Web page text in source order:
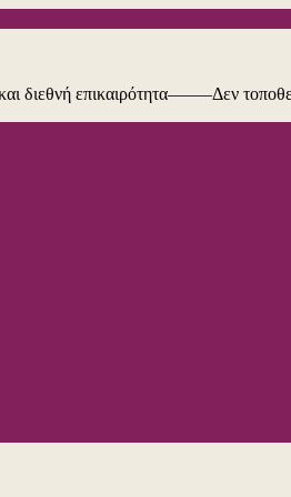
διεθνή επικαιρότητα——–Δεν